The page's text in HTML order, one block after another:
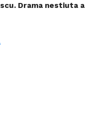
Drama nestiuta a